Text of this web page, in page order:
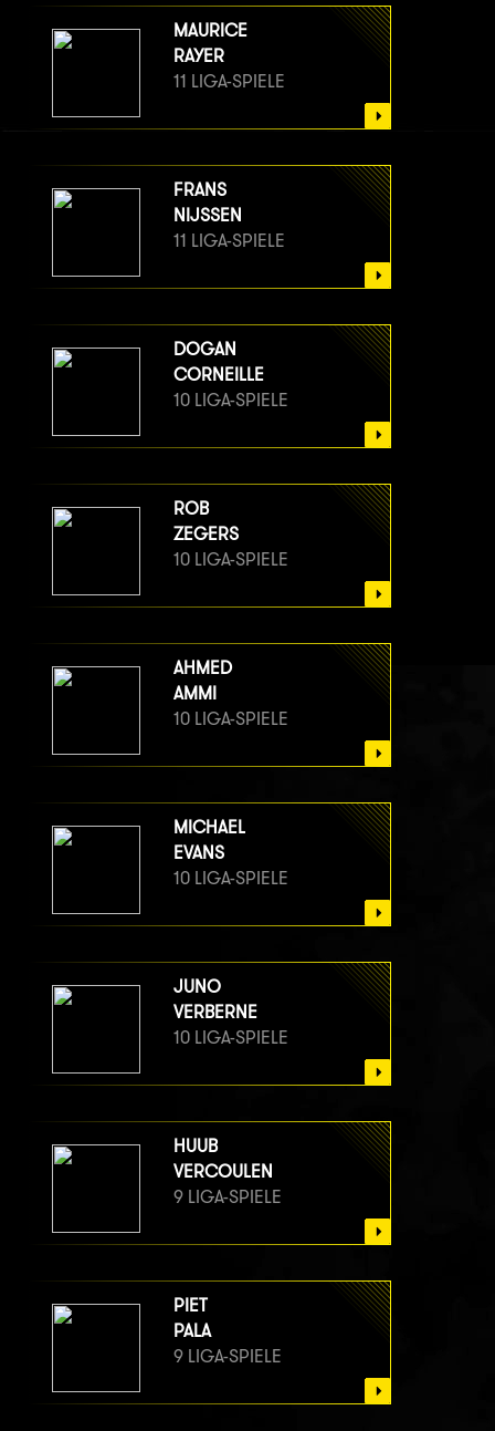
MAURICE
RAYER
11 LIGA-SPIELE
FRANS
NIJSSEN
11 LIGA-SPIELE
DOGAN
CORNEILLE
10 LIGA-SPIELE
ROB
ZEGERS
10 LIGA-SPIELE
AHMED
AMMI
10 LIGA-SPIELE
MICHAEL
EVANS
10 LIGA-SPIELE
JUNO
VERBERNE
10 LIGA-SPIELE
HUUB
VERCOULEN
9 LIGA-SPIELE
PIET
PALA
9 LIGA-SPIELE